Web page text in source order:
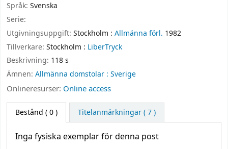
Språk: Svenska
Serie:
Utgivningsuppgift: Stockholm : Allmänna förl. 1982
Tillverkare: Stockholm : LiberTryck
Beskrivning: 118 s
Ämnen: Allmänna domstolar : Sverige
Onlineresurser: Online access
Bestånd ( 0 ) Titelanmärkningar ( 7 )
Inga fysiska exemplar för denna post